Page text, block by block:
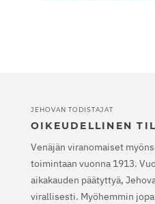
JEHOVAN TODISTAJAT
OIKEUDELLINEN
Venäjän viranomaiset
toimintaan vuonna 1913.
aikakauden päätyttyä,
virallisesti. Myöhemmin